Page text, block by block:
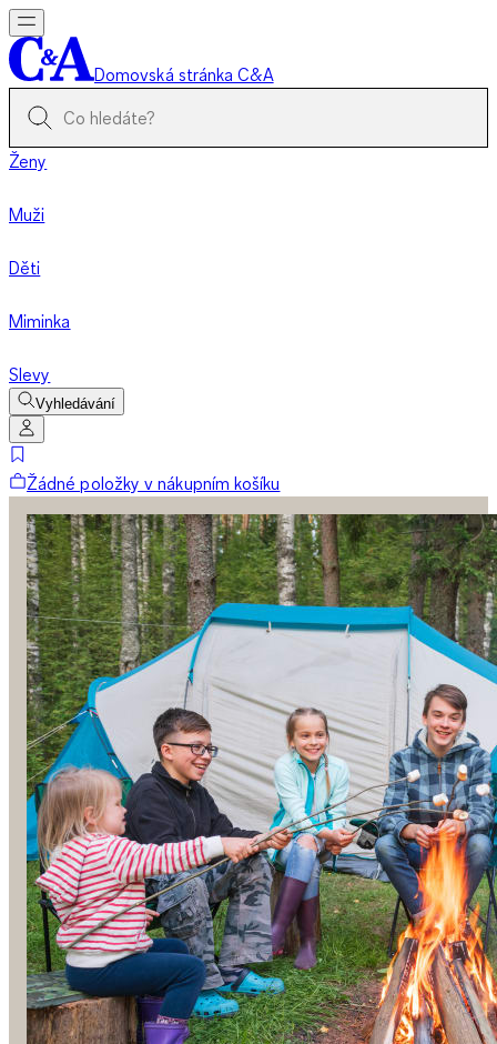
Domovská stránka C&A
Ženy
Muži
Děti
Miminka
Slevy
Vyhledávání
Žádné položky v nákupním košíku